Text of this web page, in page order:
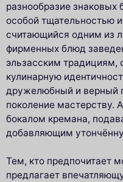
разнообразие знаковых
особой тщательностью
считающийся одним из
фирменных блюд
эльзасским традициям,
кулинарную
дружелюбный и верный
поколение мастерству.
бокалом кремана,
добавляющим
Тем, кто предпочитает
предлагает